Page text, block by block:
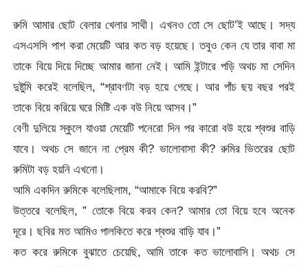
রুমি আমার ছোট বেলার খেলার সাথী। এখনও তো সে ছোট’ই আছে। সদ্য
এসএসসি পাশ করা মেয়েটি আর কত বড় হয়েছে। তবুও কেন যে তার বাবা মা
তাকে বিয়ে দিয়ে দিচ্ছে আমার জানা নেই। আমি ইন্টারে পড়ি অথচ মা সেদিন
দুষ্টুমি করেই বলেছিল, “শ্রাবণটা বড় হয়ে গেছে। আর পাঁচ ছয় বছর পরই
তাকে বিয়ে করিয়ে ঘরে মিষ্টি এক বউ নিয়ে আসব।”
বেণী দুলিয়ে স্কুলে যাওয়া মেয়েটি পনেরো দিন পর কারো বউ হয়ে শ্বশুর বাড়ি
যাবে। অথচ সে জানে না প্রেম কী? ভালোবাসা কী? রুমির ভিতরের ছোট
রুমিটা বড় হয়নি এখনো।
আমি একদিন রুমিকে বলেছিলাম, “আমাকে বিয়ে করবি?”
উত্তরে বলেছিল, ” তোকে বিয়ে করব কেন? আমার তো বিয়ে হবে অনেক
দূরে। ছবির মত আমিও পালকিতে করে শ্বশুর বাড়ি যাব।”
কত করে রুমিকে বুঝাতে চেয়েছি, আমি তাকে কত ভালোবাসি। অথচ সে